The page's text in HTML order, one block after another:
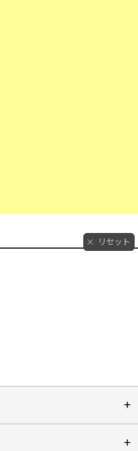
リセット